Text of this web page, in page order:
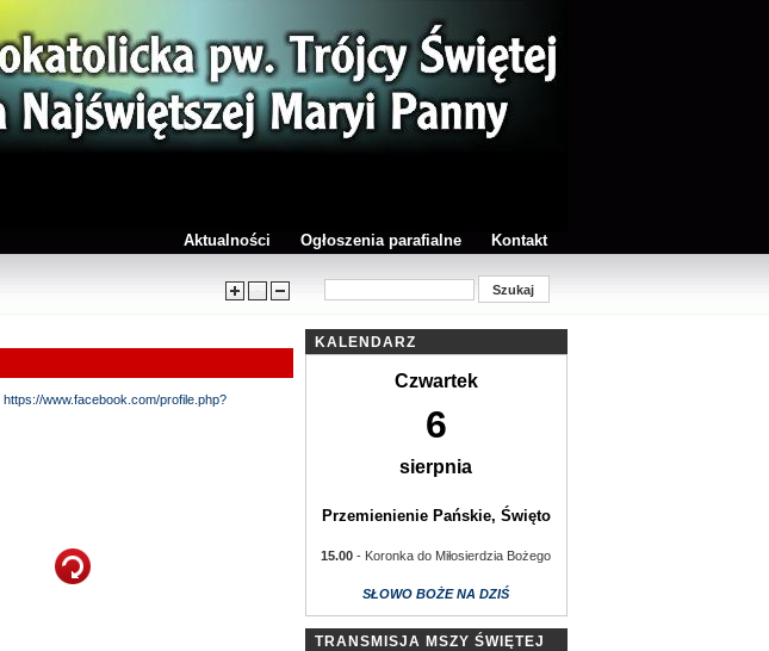
Aktualności Ogłoszenia parafialne Kontakt
https://www.facebook.com/profile.php?
KALENDARZ
Czwartek
6
sierpnia
Przemienienie Pańskie, Święto
15.00 - Koronka do Miłosierdzia Bożego
SŁOWO BOŻE NA DZIŚ
TRANSMISJA MSZY ŚWIĘTEJ